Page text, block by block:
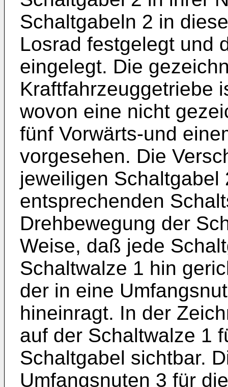
Schaltgabeln 2 in
Losrad festgelegt und
eingelegt. Die
Kraftfahrzeuggetriebe
wovon eine nicht
fünf Vorwärts-und
vorgesehen. Die
jeweiligen Schaltgabel
entsprechenden
Drehbewegung der
Weise, daß jede
Schaltwalze 1 hin
der in eine
hineinragt. In der
auf der Schaltwalze 1
Schaltgabel sichtbar.
Umfangsnuten 3 für